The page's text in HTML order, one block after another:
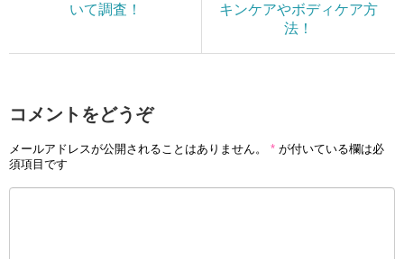
いて調査！
キンケアやボディケア方
法！
コメントをどうぞ
メールアドレスが公開されることはありません。 * が付いている欄は必
須項目です